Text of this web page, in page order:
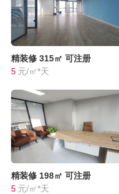
精装修 315㎡ 可注册
5 元/㎡*天
精装修 198㎡ 可注册
5 元/㎡*天